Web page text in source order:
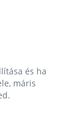
és ha
máris